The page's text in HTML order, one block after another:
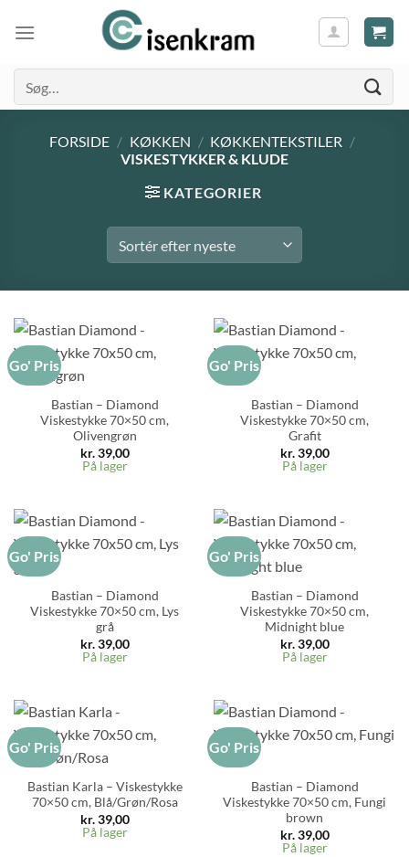
efter:
FORSIDE / KØKKEN / KØKKENTEKSTILER /
VISKESTYKKER & KLUDE
KATEGORIER
Go' Pris
Bastian – Diamond
Viskestykke 70×50 cm,
Olivengrøn
kr.39,00
På lager
Go' Pris
Bastian – Diamond
Viskestykke 70×50 cm,
Grafit
kr.39,00
På lager
Go' Pris
Bastian – Diamond
Viskestykke 70×50 cm, Lys
grå
kr.39,00
På lager
Go' Pris
Bastian – Diamond
Viskestykke 70×50 cm,
Midnight blue
kr.39,00
På lager
Go' Pris
Bastian Karla – Viskestykke
70×50 cm, Blå/Grøn/Rosa
kr.39,00
På lager
Go' Pris
Bastian – Diamond
Viskestykke 70×50 cm, Fungi
brown
kr.39,00
På lager